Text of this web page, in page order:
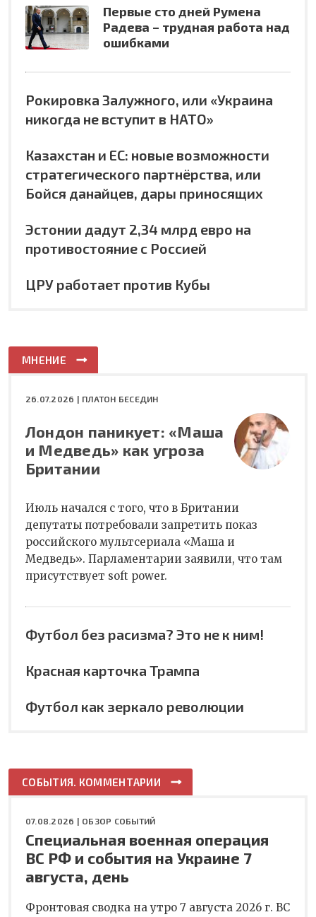
Первые сто дней Румена
Радева – трудная работа над
ошибками
Рокировка Залужного, или «Украина
никогда не вступит в НАТО»
Казахстан и ЕС: новые возможности
стратегического партнёрства, или
Бойся данайцев, дары приносящих
Эстонии дадут 2,34 млрд евро на
противостояние с Россией
ЦРУ работает против Кубы
МНЕНИЕ
26.07.2026 | ПЛАТОН БЕСЕДИН
Лондон паникует: «Маша
и Медведь» как угроза
Британии
Июль начался с того, что в Британии
депутаты потребовали запретить показ
российского мультсериала «Маша и
Медведь». Парламентарии заявили, что там
присутствует soft power.
Футбол без расизма? Это не к ним!
Красная карточка Трампа
Футбол как зеркало революции
СОБЫТИЯ. КОММЕНТАРИИ
07.08.2026 | ОБЗОР СОБЫТИЙ
Специальная военная операция
ВС РФ и события на Украине 7
августа, день
Фронтовая сводка на утро 7 августа 2026 г. ВС